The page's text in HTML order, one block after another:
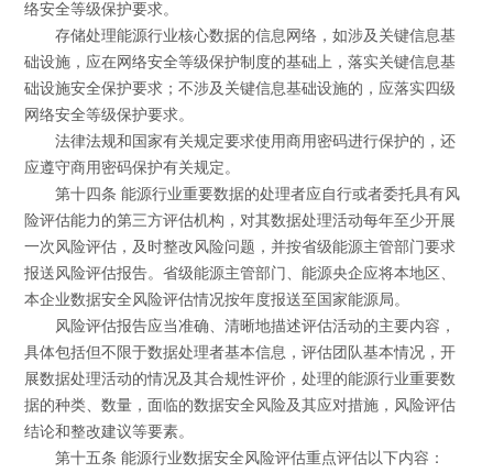
络安全等级保护要求。
存储处理能源行业核心数据的信息网络，如涉及关键信息基
础设施，应在网络安全等级保护制度的基础上，落实关键信息基
础设施安全保护要求；不涉及关键信息基础设施的，应落实四级
网络安全等级保护要求。
法律法规和国家有关规定要求使用商用密码进行保护的，还
应遵守商用密码保护有关规定。
第十四条 能源行业重要数据的处理者应自行或者委托具有风
险评估能力的第三方评估机构，对其数据处理活动每年至少开展
一次风险评估，及时整改风险问题，并按省级能源主管部门要求
报送风险评估报告。省级能源主管部门、能源央企应将本地区、
本企业数据安全风险评估情况按年度报送至国家能源局。
风险评估报告应当准确、清晰地描述评估活动的主要内容，
具体包括但不限于数据处理者基本信息，评估团队基本情况，开
展数据处理活动的情况及其合规性评价，处理的能源行业重要数
据的种类、数量，面临的数据安全风险及其应对措施，风险评估
结论和整改建议等要素。
第十五条 能源行业数据安全风险评估重点评估以下内容：